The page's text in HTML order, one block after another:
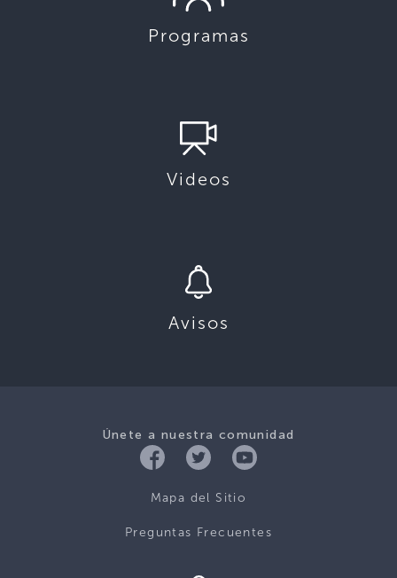
Programas
Videos
Avisos
Únete a nuestra comunidad
Mapa del Sitio
Preguntas Frecuentes